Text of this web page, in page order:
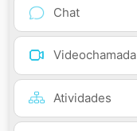
Chat
Videochamada
Atividades